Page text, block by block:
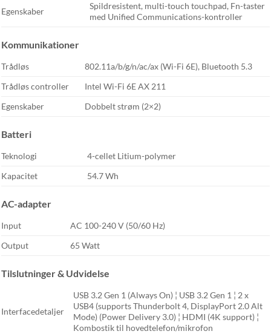
Egenskaber
Spildresistent, multi-touch touchpad, Fn-taster
med Unified Communications-kontroller
Kommunikationer
Trådløs
802.11a/b/g/n/ac/ax (Wi-Fi 6E), Bluetooth 5.3
Trådløs controller
Intel Wi-Fi 6E AX 211
Egenskaber
Dobbelt strøm (2×2)
Batteri
Teknologi
4-cellet Litium-polymer
Kapacitet
54.7 Wh
AC-adapter
Input
AC 100-240 V (50/60 Hz)
Output
65 Watt
Tilslutninger & Udvidelse
Interfacedetaljer
USB 3.2 Gen 1 (Always On) ¦ USB 3.2 Gen 1 ¦ 2 x
USB4 (supports Thunderbolt 4, DisplayPort 2.0 Alt
Mode) (Power Delivery 3.0) ¦ HDMI (4K support) ¦
Kombostik til hovedtelefon/mikrofon